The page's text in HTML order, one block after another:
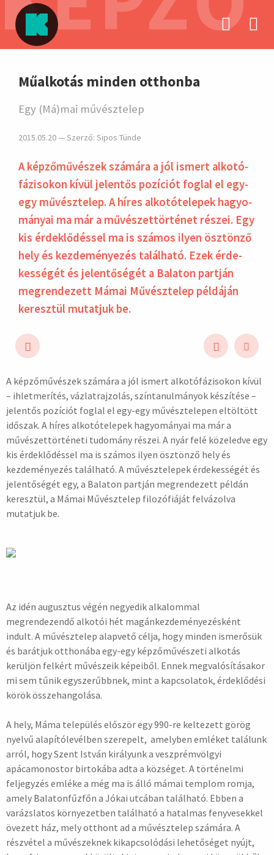
Műalkotás minden otthonba
Egy (Má)mai művésztelep
2015.05.20 — Szerző: Sipos Tünde
A képzőművészek számára a jól ismert alko­tó­
fázi­sokon kívül jelen­tős pozí­ciót fog­lal el egy-
egy művész­telep. A híres alkotó­telepek hagyo­
mányai ma már a művé­szettör­ténet részei. Egy
kis érdek­lődés­sel ma is szá­mos ilyen ösz­tönző
hely és kezde­ménye­zés talál­ható. Ezek érde­
kessé­gét és jelen­tőségét a Bala­ton partján
megren­dezett Mámai Művész­telep pél­dáján
ke­resz­tül mu­tatjuk be.
hirdetés
A képzőművészek számára a jól ismert alkotófázisokon kívül
– ihletmerítés, vázlatrajzolás, színtanulmányok készítése –
jelentős pozíciót foglal el egy-egy művésztelepen eltöltött
időszak. A híres alkotótelepek hagyományai ma már a
művészettörténeti tudomány részei. A nyár felé közeledve egy
kis érdeklődéssel ma is számos ilyen ösztönző hely és
kezdeményezés található. A művésztelepek érdekességét és
jelentőségét egy, a Balaton partján megrendezett példán
keresztül, a Mámai Művésztelep filozófiáját felvázolva
mutatjuk be.
Az idén augusztus végén negyedik alkalommal
megrendezendő alkotói hét magánkezdeményezésként
indult. A művésztelep alapvető célja, hogy minden ismerősük
és barátjuk otthonába egy-egy képzőművészeti alkotás
kerüljön felkért művészeik képeiből. Ennek megvalósításakor
mi sem tűnik egyszerűbbnek, mint a kapcsolatok, érdeklődési
körök összehangolása.
A hely, Máma település először egy 990-re keltezett görög
nyelvű alapítólevélben szerepelt, amelyben emléket találunk
arról, hogy Szent István királyunk a veszprémvölgyi
apácamonostor birtokába adta a községet. A történelmi
feljegyzés emléke a még ma is álló mámai templom romja,
amely Balatonfűzfőn a Jókai utcában található. Ebben a
varázslatos környezetben található a hatalmas fenyvesekkel
övezett ház, mely otthont ad a művésztelep számára. A
részvétel a művészeknek kikapcsolódási lehetőséget nyújt,